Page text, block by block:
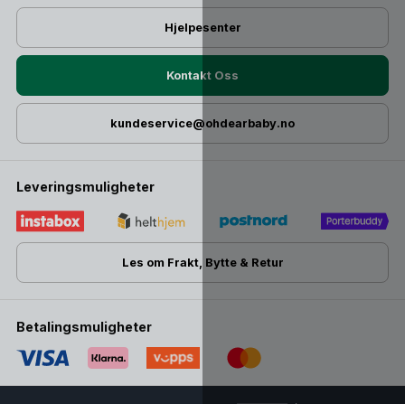
Hjelpesenter
Kontakt Oss
kundeservice@ohdearbaby.no
Leveringsmuligheter
Les om Frakt, Bytte & Retur
Betalingsmuligheter